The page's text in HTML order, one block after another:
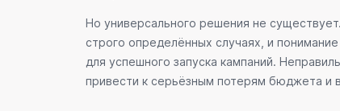
Но универсального решения не
строго определённых случаях, и
для успешного запуска кампаний.
привести к серьёзным потерям бюджета и